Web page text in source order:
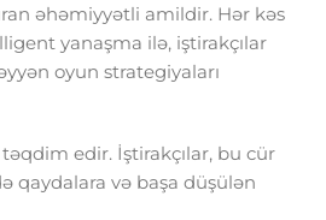
əhəmiyyətli amildir. Hər kəs
yanaşma ilə, iştirakçılar
oyun strategiyaları
edir. İştirakçılar, bu cür
qaydalara və başa düşülən